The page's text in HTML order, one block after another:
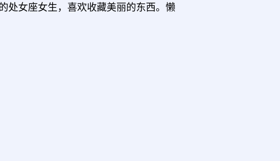
处女座女生，喜欢收藏美丽的东西。懒